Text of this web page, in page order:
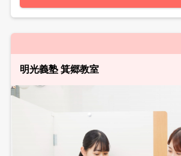
明光義塾 箕郷教室